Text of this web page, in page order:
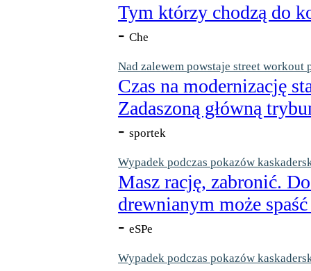
Tym którzy chodzą do
- Che
Nad zalewem powstaje street workout
Czas na modernizację
Zadaszoną główną
- sportek
Wypadek podczas pokazów
Masz rację, zabronić.
drewnianym może
- eSPe
Wypadek podczas pokazów